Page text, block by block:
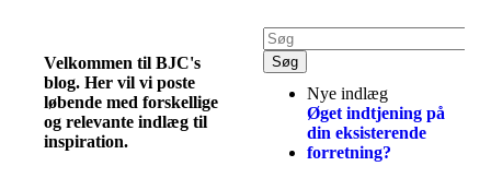
Velkommen til BJC's
blog. Her vil vi poste
løbende med forskellige
og relevante indlæg til
inspiration.
Nye indlæg
Øget indtjening på
din eksisterende
forretning?